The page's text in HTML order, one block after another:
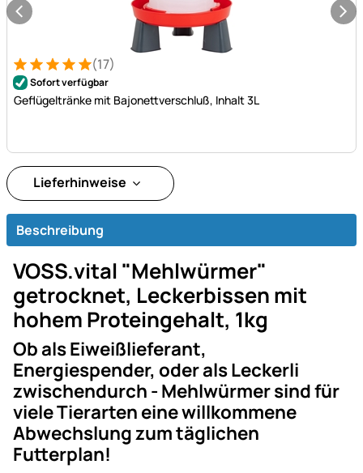
Bewertung: 5 von 5 (17 Bewertungen)
17 Bewertungen
(17)
Sofort verfügbar
Geflügeltränke mit Bajonettverschluß, Inhalt 3L
Lieferhinweise
Beschreibung
VOSS.vital "Mehlwürmer"
getrocknet, Leckerbissen mit
hohem Proteingehalt, 1kg
Ob als Eiweißlieferant,
Energiespender, oder als Leckerli
zwischendurch - Mehlwürmer sind für
viele Tierarten eine willkommene
Abwechslung zum täglichen
Futterplan!